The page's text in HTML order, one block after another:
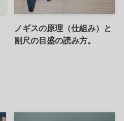
ノギスの原理（仕組み）と
副尺の目盛の読み方。